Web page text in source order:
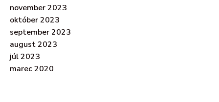
november 2023
október 2023
september 2023
august 2023
júl 2023
marec 2020